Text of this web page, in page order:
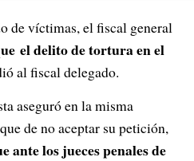
de víctimas, el fiscal general
el delito de tortura en el
al fiscal delegado.
aseguró en la misma
de no aceptar su petición,
ante los jueces penales de